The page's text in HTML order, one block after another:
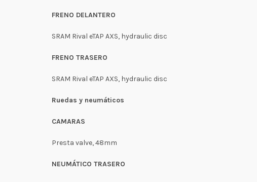
FRENO DELANTERO
SRAM Rival eTAP AXS, hydraulic disc
FRENO TRASERO
SRAM Rival eTAP AXS, hydraulic disc
Ruedas y neumáticos
CAMARAS
Presta valve, 48mm
NEUMÁTICO TRASERO